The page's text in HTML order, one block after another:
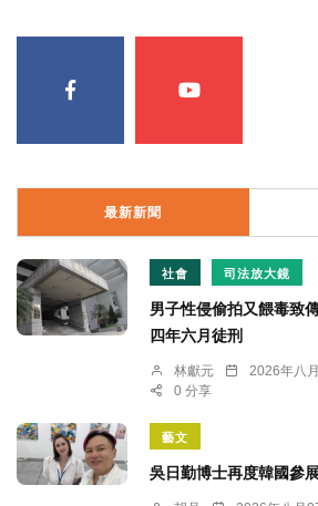
最新新聞
社會 司法放大鏡
男子性侵偷拍又餵毒致
四年六月徒刑
林獻元 2026年八
0 分享
藝文
吳日勤博士再度韓國參